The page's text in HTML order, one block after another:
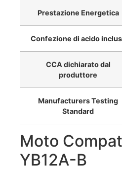
Prestazione Energetica
Confezione di acido
CCA dichiarato dal
produttore
Manufacturers Testing
Standard
Moto
YB12A-B